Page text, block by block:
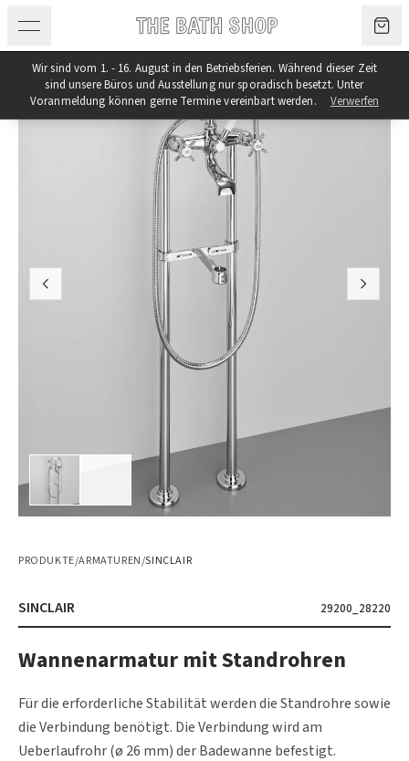
Wir sind vom 1. - 16. August in den Betriebsferien. Während dieser Zeit
sind unsere Büros und Ausstellung nur sporadisch besetzt. Unter
Voranmeldung können gerne Termine vereinbart werden.
Verwerfen
PRODUKTE/ARMATUREN/SINCLAIR
SINCLAIR 29200_28220
Wannenarmatur mit Standrohren
Für die erforderliche Stabilität werden die Standrohre sowie
die Verbindung benötigt. Die Verbindung wird am
Ueberlaufrohr (ø 26 mm) der Badewanne befestigt.